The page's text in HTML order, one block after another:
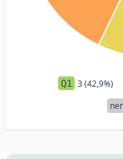
Q1 3 (42,9%)